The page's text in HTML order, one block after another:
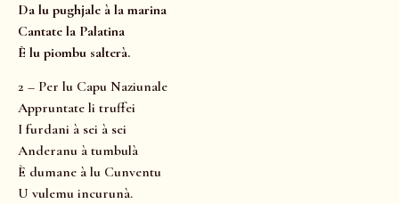
Da lu pughjale à la marina
Cantate la Palatina
È lu piombu salterà.
2 – Per lu Capu Naziunale
Appruntate li truffei
I furdani à sei à sei
Anderanu à tumbulà
È dumane à lu Cunventu
U vulemu incurunà.